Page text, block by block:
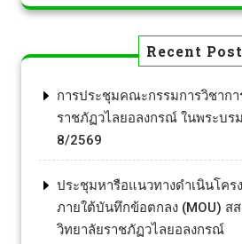
Recent
การประชุมคณะกรรมการวิชาก
ราชภัฏวไลยอลงกรณ์ ในพระบร
8/2569
ประชุมหารือแนวทางดำเนินโคร
ภายใต้บันทึกข้อตกลง (MOU) ส
วิทยาลัยราชภัฏวไลยอลงกรณ์